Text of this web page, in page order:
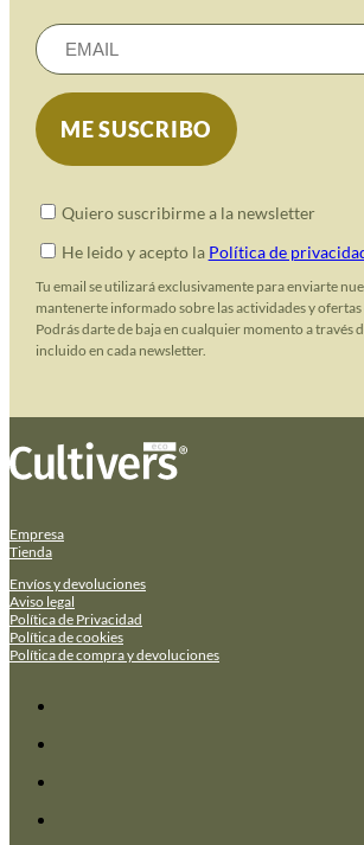
Quiero suscribirme a la newsletter
He leido y acepto la Política de
Tu email se utilizará exclusivamente para enviarte
mantenerte informado sobre las actividades y
Podrás darte de baja en cualquier momento a través
incluido en cada newsletter.
Empresa
Tienda
Envíos y devoluciones
Aviso legal
Política de Privacidad
Política de cookies
Política de compra y devoluciones